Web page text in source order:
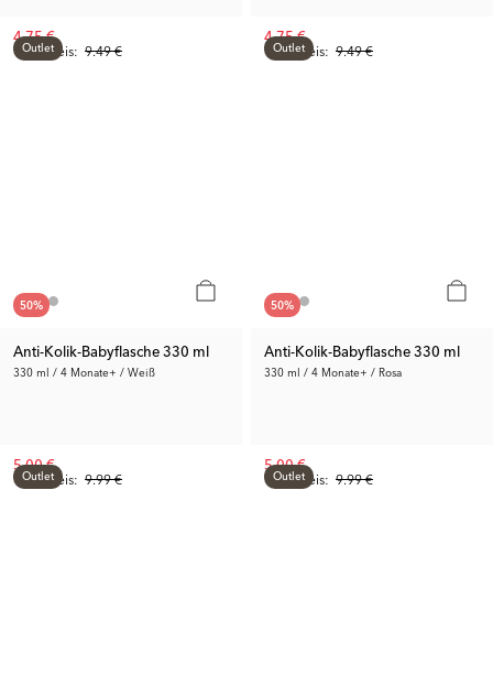
Vorh. Preis: 9.49 €
4.75 €
Vorh. Preis: 9.49 €
4.75 €
Outlet
50%
Anti-Kolik-Babyflasche 330 ml
330 ml / 4 Monate+ / Weiß
Vorh. Preis: 9.99 €
5.00 €
Outlet
50%
Anti-Kolik-Babyflasche 330 ml
330 ml / 4 Monate+ / Rosa
Vorh. Preis: 9.99 €
5.00 €
Outlet Outlet